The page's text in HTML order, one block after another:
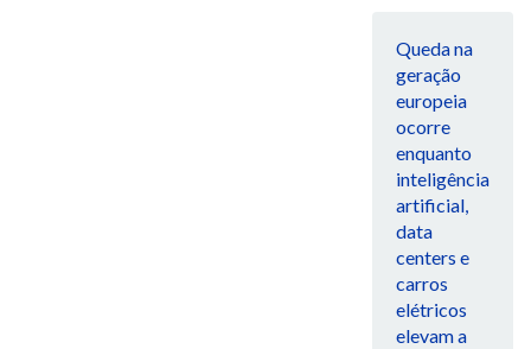
Queda na
geração
europeia
ocorre
enquanto
inteligência
artificial,
data
centers e
carros
elétricos
elevam a